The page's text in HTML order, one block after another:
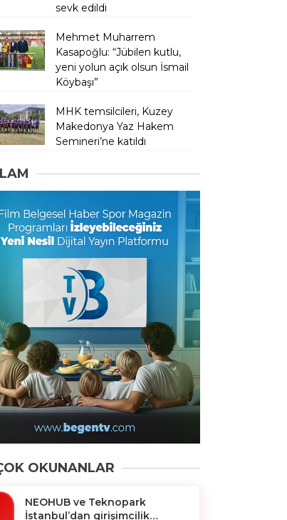
sevk edildi
Mehmet Muharrem
Kasapoğlu: “Jübilen kutlu,
yeni yolun açık olsun İsmail
Köybaşı”
MHK temsilcileri, Kuzey
Makedonya Yaz Hakem
Semineri’ne katıldı
OKUNANLAR
NEOHUB ve Teknopark
İstanbul’dan girişimcilik